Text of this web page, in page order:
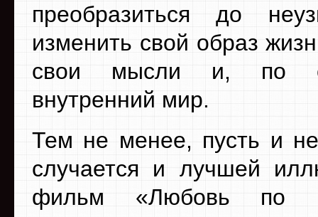
преобразиться до
изменить свой образ
свои мысли и, по
внутренний мир.
Тем не менее, пусть и
случается и лучшей
фильм «Любовь по